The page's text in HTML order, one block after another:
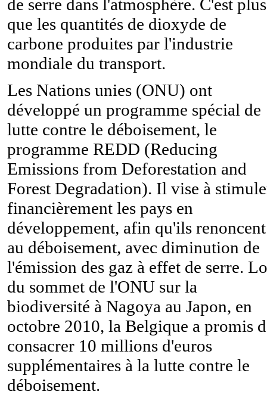
de serre dans l'atmosphère. C'est plus
que les quantités de dioxyde de
carbone produites par l'industrie
mondiale du transport.
Les Nations unies (ONU) ont
développé un programme spécial de
lutte contre le déboisement, le
programme REDD (Reducing
Emissions from Deforestation and
Forest Degradation). Il vise à
financièrement les pays en
développement, afin qu'ils renoncent
au déboisement, avec diminution de
l'émission des gaz à effet de serre.
du sommet de l'ONU sur la
biodiversité à Nagoya au Japon, en
octobre 2010, la Belgique a promis
consacrer 10 millions d'euros
supplémentaires à la lutte contre le
déboisement.